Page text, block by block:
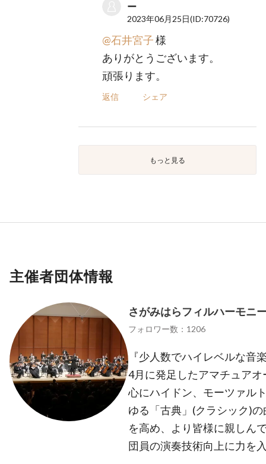
ー
2023年06月25日(ID:70726)
@石井宮子様
ありがとうございます。
頑張ります。
返信 シェア
もっと見る
主催者団体情報
さがみはらフィルハーモニ
フォロワー数：1206
『少人数でハイレベルな音
4月に発足したアマチュア
心にハイドン、モーツァル
ゆる「古典」(クラシック)
を高め、より皆様に親しん
団員の演奏技術向上に力を